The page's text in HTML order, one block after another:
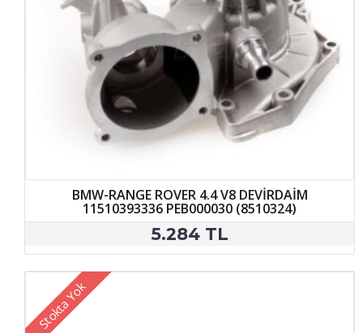
BMW-RANGE ROVER 4.4 V8 DEVİRDAİM
11510393336 PEB000030 (8510324)
5.284 TL
Stokta Yok